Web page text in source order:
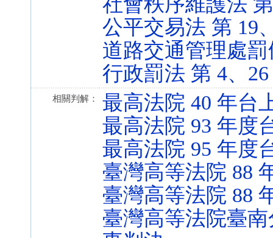
公平交易法 第 19
道路交通管理處罰
行政罰法 第 4、
相關判解：
最高法院 40 年台
最高法院 93 年度
最高法院 95 年度
臺灣高等法院 88
臺灣高等法院 88
臺灣高等法院臺